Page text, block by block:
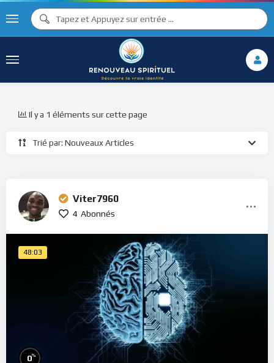
Trié par: Nouveaux Articles
Il y a 1 éléments sur cette page
Viter7960
4 Abonnés
48:03
0%